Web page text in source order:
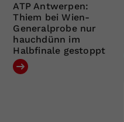
ATP Antwerpen:
Thiem bei Wien-
Generalprobe nur
hauchdünn im
Halbfinale gestoppt